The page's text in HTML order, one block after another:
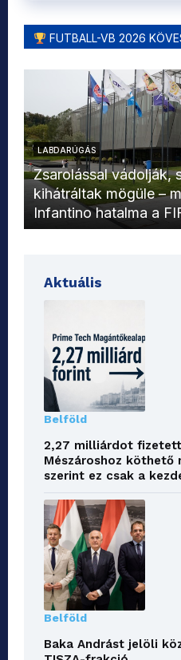
FUTBALL-VB 2026
LABDARÚGÁS
Zsarolással vádolják,
kihátráltak mögüle –
Infantino hatalma a
Aktuális
Belföld
2,27 milliárdot
Mészároshoz köthető
szerint ez csak a
Belföld
Baka Andrást jelöli